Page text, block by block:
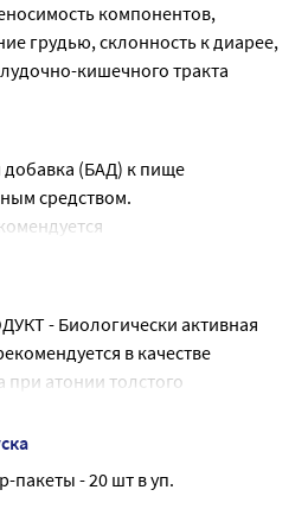
компонентов,
грудью, склонность к диарее,
кишечного тракта
добавка (БАД) к пище
средством.
- Биологически активная
в качестве
при атонии толстого
регулярный,
влияет также на
пакеты - 20 шт в уп.